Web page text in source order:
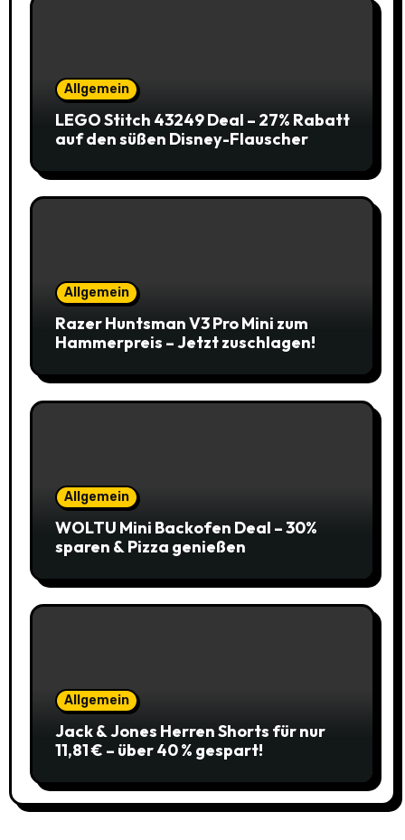
Allgemein
LEGO Stitch 43249 Deal – 27% Rabatt
auf den süßen Disney-Flauscher
Allgemein
Razer Huntsman V3 Pro Mini zum
Hammerpreis – Jetzt zuschlagen!
Allgemein
WOLTU Mini Backofen Deal – 30%
sparen & Pizza genießen
Allgemein
Jack & Jones Herren Shorts für nur
11,81 € – über 40 % gespart!